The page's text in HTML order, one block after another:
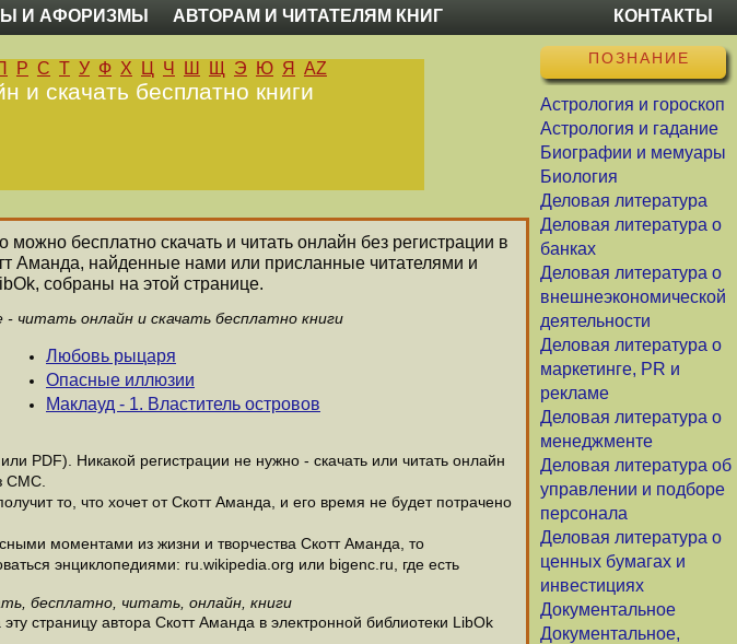
И АФОРИЗМЫ АВТОРАМ И ЧИТАТЕЛЯМ КНИГ КОНТАКТЫ
ПОЗНАНИЕ
Астрология и гороскоп
Астрология и гадание
Биографии и мемуары
Биология
Деловая литература
Деловая литература о
банках
Деловая литература о
внешнеэкономической
деятельности
Деловая литература о
маркетинге, PR и
рекламе
Деловая литература о
менеджменте
Деловая литература об
управлении и подборе
персонала
Деловая литература о
ценных бумагах и
инвестициях
Документальное
Документальное,
Р С Т У Ф Х Ц Ч Ш Щ Э Ю Я AZ
и скачать бесплатно книги
можно бесплатно скачать и читать онлайн без регистрации в
Аманда, найденные нами или присланные читателями и
собраны на этой странице.
онлайн и скачать бесплатно книги
Любовь рыцаря
Опасные иллюзии
Маклауд - 1. Властитель островов
PDF). Никакой регистрации не нужно - скачать или читать онлайн
СМС.
то, что хочет от Скотт Аманда, и его время не будет потрачено
моментами из жизни и творчества Скотт Аманда, то
энциклопедиями: ru.wikipedia.org или bigenc.ru, где есть
бесплатно, читать, онлайн, книги
страницу автора Скотт Аманда в электронной библиотеки LibOk